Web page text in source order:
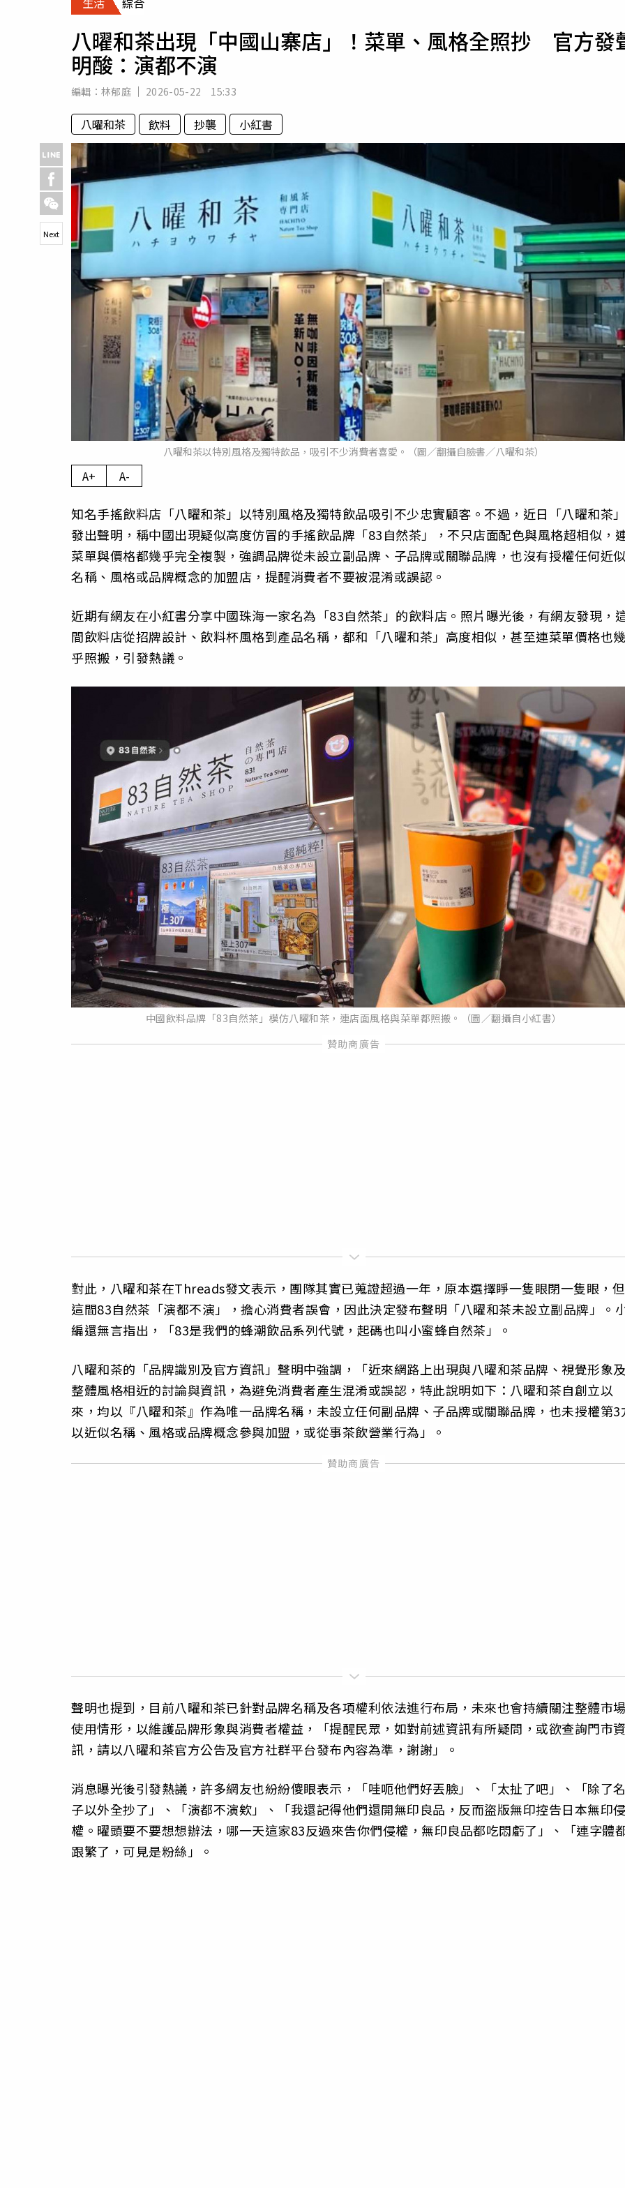
專欄
運勢
八曜和茶出現「中國山寨店」！菜單、風格全照抄 官方發
明酸：演都不演
編輯： 林郁庭 2026-05-22 15:33
八曜和茶 飲料 抄襲 小紅書
八曜和茶以特別風格及獨特飲品，吸引不少消費者喜愛。（圖／翻攝自臉書／八曜和茶）
Next
A+ A-
知名手搖飲料店「八曜和茶」以特別風格及獨特飲品吸引不少忠實顧客。不過，近日「八曜和茶
發出聲明，稱中國出現疑似高度仿冒的手搖飲品牌「83自然茶」，不只店面配色與風格超相似，
菜單與價格都幾乎完全複製，強調品牌從未設立副品牌、子品牌或關聯品牌，也沒有授權任何近
名稱、風格或品牌概念的加盟店，提醒消費者不要被混淆或誤認。
近期有網友在小紅書分享中國珠海一家名為「83自然茶」的飲料店。照片曝光後，有網友發現，
間飲料店從招牌設計、飲料杯風格到產品名稱，都和「八曜和茶」高度相似，甚至連菜單價格也
乎照搬，引發熱議。
中國飲料品牌「83自然茶」模仿八曜和茶，連店面風格與菜單都照搬。（圖／翻攝自小紅書）
對此，八曜和茶在Threads發文表示，團隊其實已蒐證超過一年，原本選擇睜一隻眼閉一隻眼，但
這間83自然茶「演都不演」，擔心消費者誤會，因此決定發布聲明「八曜和茶未設立副品牌」。
編還無言指出，「83是我們的蜂潮飲品系列代號，起碼也叫小蜜蜂自然茶」。
八曜和茶的「品牌識別及官方資訊」聲明中強調，「近來網路上出現與八曜和茶品牌、視覺形象
整體風格相近的討論與資訊，為避免消費者產生混淆或誤認，特此說明如下：八曜和茶自創立以
來，均以『八曜和茶』作為唯一品牌名稱，未設立任何副品牌、子品牌或關聯品牌，也未授權第3
以近似名稱、風格或品牌概念參與加盟，或從事茶飲營業行為」。
聲明也提到，目前八曜和茶已針對品牌名稱及各項權利依法進行布局，未來也會持續關注整體市
使用情形，以維護品牌形象與消費者權益，「提醒民眾，如對前述資訊有所疑問，或欲查詢門市
訊，請以八曜和茶官方公告及官方社群平台發布內容為準，謝謝」。
消息曝光後引發熱議，許多網友也紛紛傻眼表示，「哇呃他們好丟臉」、「太扯了吧」、「除了
子以外全抄了」、「演都不演欸」、「我還記得他們還開無印良品，反而盜版無印控告日本無印
權。曜頭要不要想想辦法，哪一天這家83反過來告你們侵權，無印良品都吃悶虧了」、「連字體
跟繁了，可見是粉絲」。